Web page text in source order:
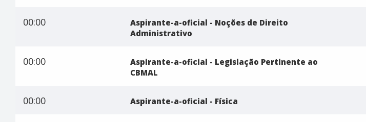
00:00
Aspirante-a-oficial - Noções de Direito
Administrativo
00:00
Aspirante-a-oficial - Legislação Pertinente ao
CBMAL
00:00 Aspirante-a-oficial - Física